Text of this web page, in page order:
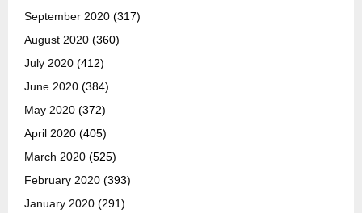
September 2020 (317)
August 2020 (360)
July 2020 (412)
June 2020 (384)
May 2020 (372)
April 2020 (405)
March 2020 (525)
February 2020 (393)
January 2020 (291)